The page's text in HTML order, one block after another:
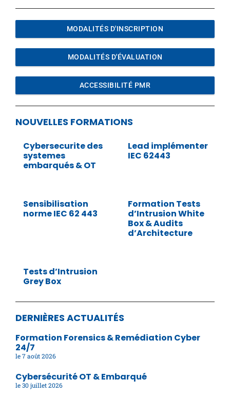
MODALITÉS D'INSCRIPTION
MODALITÉS D'ÉVALUATION
ACCESSIBILITÉ PMR
NOUVELLES FORMATIONS
Cybersecurite des
systemes
embarqués & OT
Lead implémenter
IEC 62443
Sensibilisation
norme IEC 62 443
Formation Tests
d’Intrusion White
Box & Audits
d’Architecture
Tests d’Intrusion
Grey Box
DERNIÈRES ACTUALITÉS
Formation Forensics & Remédiation Cyber
24/7
7 août 2026
Cybersécurité OT & Embarqué
30 juillet 2026